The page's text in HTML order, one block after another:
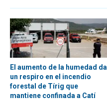
El aumento de la humedad da
un respiro en el incendio
forestal de Tírig que
mantiene confinada a Catí